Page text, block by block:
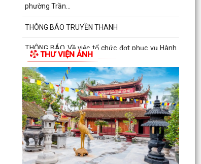
phường Trần...
THÔNG BÁO TRUYỀN THANH
THÔNG BÁO Về việc tổ chức đợt phục vụ Hành
chính công lưu động tháng 7 năm 2026
Lãnh đạo Quân khu 3 thăm, tặng quà tại Trung
tâm điều dưỡng người tâm thần Hải Dương
nhân dịp 79...
Đồng chí Vũ Thị Hiên, Phó bí thư thường trực
Đảng ủy phường Trần Hưng Đạo thăm, tặng quà
nhân Ngày...
THƯ VIỆN ẢNH